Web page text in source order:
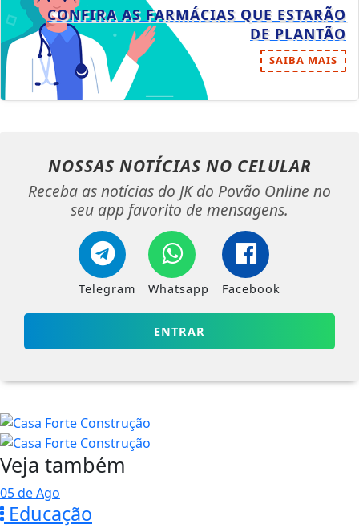
CONFIRA AS FARMÁCIAS QUE ESTARÃO
DE PLANTÃO
SAIBA MAIS
NOSSAS NOTÍCIAS NO CELULAR
Receba as notícias do JK do Povão Online no
seu app favorito de mensagens.
Telegram Whatsapp Facebook
ENTRAR
Veja também
05 de Ago
Educação